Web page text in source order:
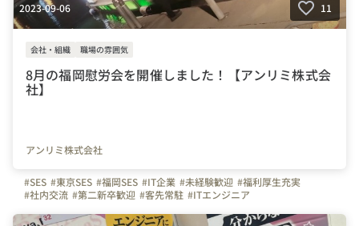
2023-09-06 11
会社・組織 職場の雰囲気
8月の福岡慰労会を開催しました！【アンリミ株式会
社】
アンリミ株式会社
#SES #東京SES #福岡SES #IT企業 #未経験歓迎 #福利厚生充実
#社内交流 #第二新卒歓迎 #客先常駐 #ITエンジニア